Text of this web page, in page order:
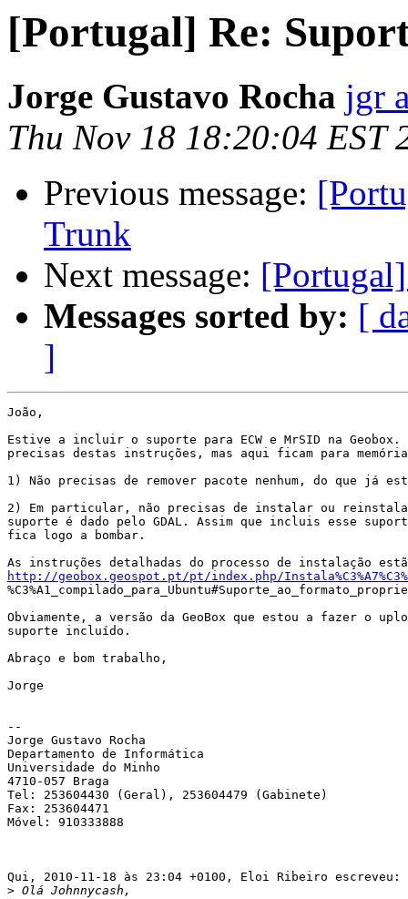
[Portugal] Re:
Jorge Gustavo Rocha jgr
Thu Nov 18 18:20:04 EST
Previous message:
Trunk
Next message:
Messages sorted by: [
]
João,
Estive a incluir o suporte para ECW e MrSID na
precisas destas instruções, mas aqui ficam para
1) Não precisas de remover pacote nenhum, do que já
2) Em particular, não precisas de instalar ou
suporte é dado pelo GDAL. Assim que incluis esse
fica logo a bombar.
http://geobox.geospot.pt/pt/index.php/
Obviamente, a versão da GeoBox que estou a fazer o
suporte incluído.
Abraço e bom trabalho,
Jorge
--
Jorge Gustavo Rocha
Departamento de Informática
Universidade do Minho
4710-057 Braga
Tel: 253604430 (Geral), 253604479 (Gabinete)
Fax: 253604471
Móvel: 910333888
Qui, 2010-11-18 às 23:04 +0100, Eloi Ribeiro escreveu:
>